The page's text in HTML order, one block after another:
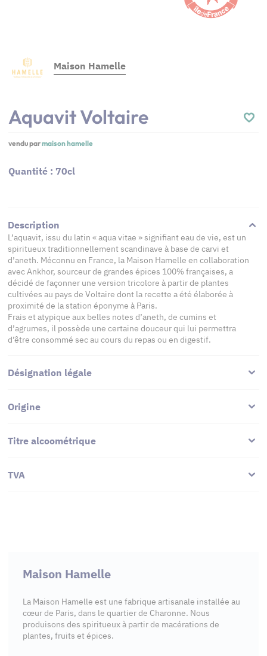
Maison Hamelle
Aquavit Voltaire
vendu parmaison hamelle
Quantité : 70cl
Description
L’aquavit, issu du latin « aqua vitae » signifiant eau de vie, est un
spiritueux traditionnellement scandinave à base de carvi et
d’aneth. Méconnu en France, la Maison Hamelle en collaboration
avec Ankhor, sourceur de grandes épices 100% françaises, a
décidé de façonner une version tricolore à partir de plantes
cultivées au pays de Voltaire dont la recette a été élaborée à
proximité de la station éponyme à Paris.
Frais et atypique aux belles notes d’aneth, de cumins et
d’agrumes, il possède une certaine douceur qui lui permettra
d’être consommé sec au cours du repas ou en digestif.
Désignation légale
Origine
Titre alcoométrique
TVA
Maison Hamelle
La Maison Hamelle est une fabrique artisanale installée au
cœur de Paris, dans le quartier de Charonne. Nous
produisons des spiritueux à partir de macérations de
plantes, fruits et épices.